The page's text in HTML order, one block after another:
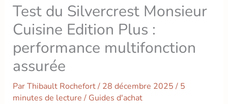
Test du Silvercrest Monsieur
Cuisine Edition Plus :
performance multifonction
assurée
ParThibault Rochefort/ 28 décembre 2025 / 5
minutes de lecture / Guides d'achat